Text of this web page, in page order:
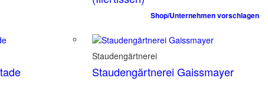
Shop/Unternehmen vorschlagen
Staudengärtnerei
Staudengärtnerei Gaissmayer